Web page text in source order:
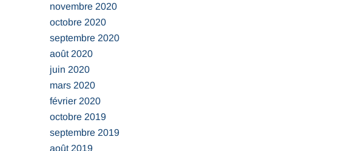
novembre 2020
octobre 2020
septembre 2020
août 2020
juin 2020
mars 2020
février 2020
octobre 2019
septembre 2019
août 2019